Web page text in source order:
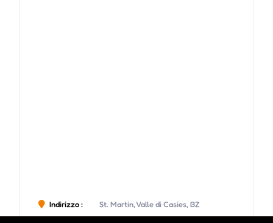
Indirizzo : St. Martin, Valle di Casies, BZ